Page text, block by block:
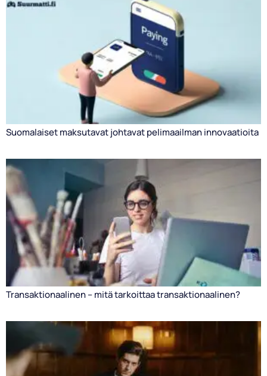
Suomalaiset maksutavat johtavat pelimaailman innovaatioita
Transaktionaalinen – mitä tarkoittaa transaktionaalinen?